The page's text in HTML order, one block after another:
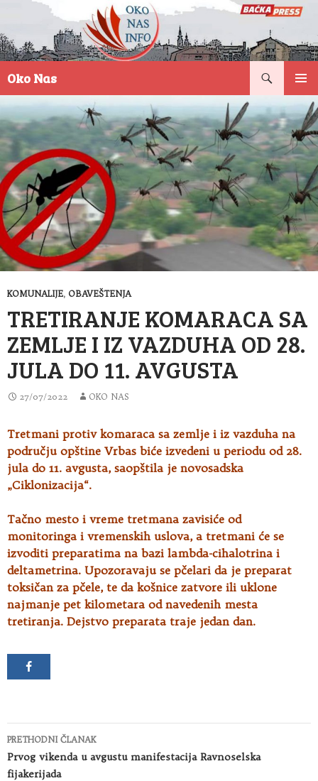
Oko Nas
NA
SADRŽAJ
KOMUNALIJE, OBAVEŠTENJA
TRETIRANJE KOMARACA SA
ZEMLJE I IZ VAZDUHA OD 28.
JULA DO 11. AVGUSTA
27/07/2022 OKO NAS
Tretmani protiv komaraca sa zemlje i iz vazduha na
području opštine Vrbas biće izvedeni u periodu od 28.
jula do 11. avgusta, saopštila je novosadska
„Ciklonizacija“.
Tačno mesto i vreme tretmana zavisiće od
monitoringa i vremenskih uslova, a tretmani će se
izvoditi preparatima na bazi lambda-cihalotrina i
deltametrina. Upozoravaju se pčelari da je preparat
toksičan za pčele, te da košnice zatvore ili uklone
najmanje pet kilometara od navedenih mesta
tretiranja. Dejstvo preparata traje jedan dan.
Kretanje
članaka
PRETHODNI ČLANAK
Prvog vikenda u avgustu manifestacija Ravnoselska
fijakerijada